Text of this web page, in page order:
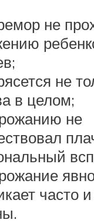
не
не
в целом;
не
часто